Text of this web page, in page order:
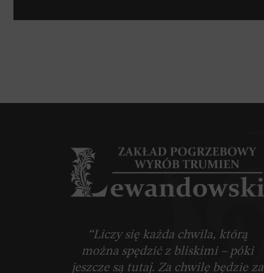
“Liczy się każda chwila, którą
można spędzić z bliskimi – póki
jeszcze są tutaj. Za chwilę będzie za